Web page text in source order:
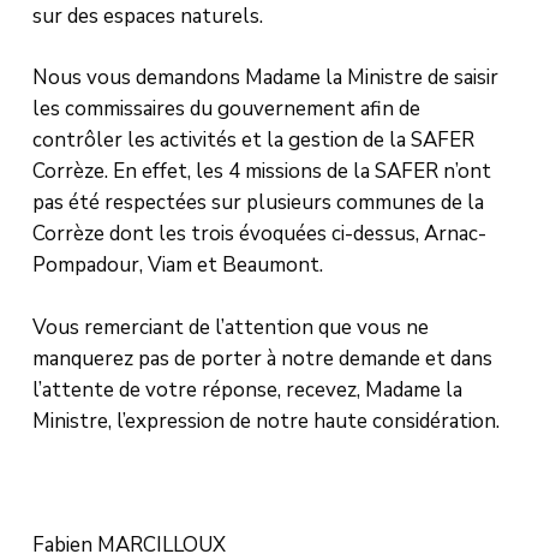
sur des espaces naturels.
Nous vous demandons Madame la Ministre de saisir
les commissaires du gouvernement afin de
contrôler les activités et la gestion de la SAFER
Corrèze. En effet, les 4 missions de la SAFER n’ont
pas été respectées sur plusieurs communes de la
Corrèze dont les trois évoquées ci-dessus, Arnac-
Pompadour, Viam et Beaumont.
Vous remerciant de l’attention que vous ne
manquerez pas de porter à notre demande et dans
l’attente de votre réponse, recevez, Madame la
Ministre, l’expression de notre haute considération.
Fabien MARCILLOUX